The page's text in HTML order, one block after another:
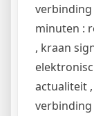
verbinding
minuten :
, kraan
actualiteit
verbinding